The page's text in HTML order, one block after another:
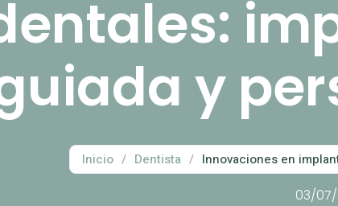
y
Inicio / Dentista / Innovaciones en
03/